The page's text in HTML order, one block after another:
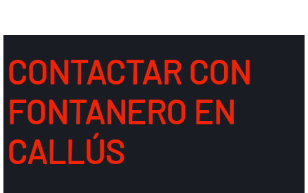
CONTACTAR CON
FONTANERO EN
CALLÚS